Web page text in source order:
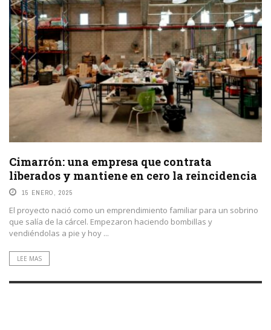
Cimarrón: una empresa que contrata
liberados y mantiene en cero la reincidencia
15 ENERO, 2025
El proyecto nació como un emprendimiento familiar para un sobrino
que salía de la cárcel. Empezaron haciendo bombillas y
vendiéndolas a pie y hoy ...
LEE MAS